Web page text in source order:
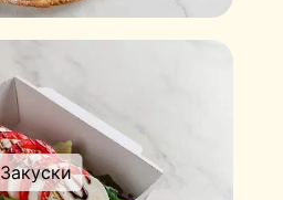
Закуски